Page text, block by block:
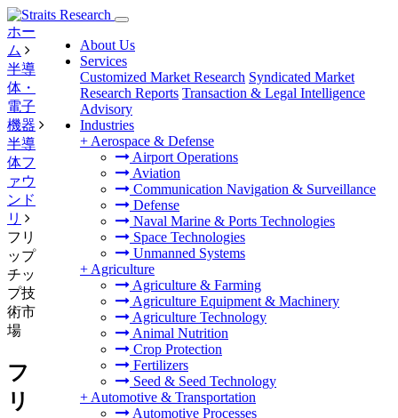
About Us
Services
Customized Market Research Syndicated Market
Research Reports Transaction & Legal Intelligence
Advisory
Industries
+ Aerospace & Defense
Airport Operations
Aviation
Communication Navigation & Surveillance
Defense
Naval Marine & Ports Technologies
Space Technologies
Unmanned Systems
+ Agriculture
Agriculture & Farming
Agriculture Equipment & Machinery
Agriculture Technology
Animal Nutrition
Crop Protection
Fertilizers
Seed & Seed Technology
+ Automotive & Transportation
Automotive Processes
ホー
ム
半導
体・
電子
機器
半導
体フ
ァウ
ンド
リ
フリ
ップ
チッ
プ技
術市
場
フ
リ